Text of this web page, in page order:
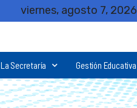
viernes, agosto 7, 2026
La Secretaría Gestión Educativa